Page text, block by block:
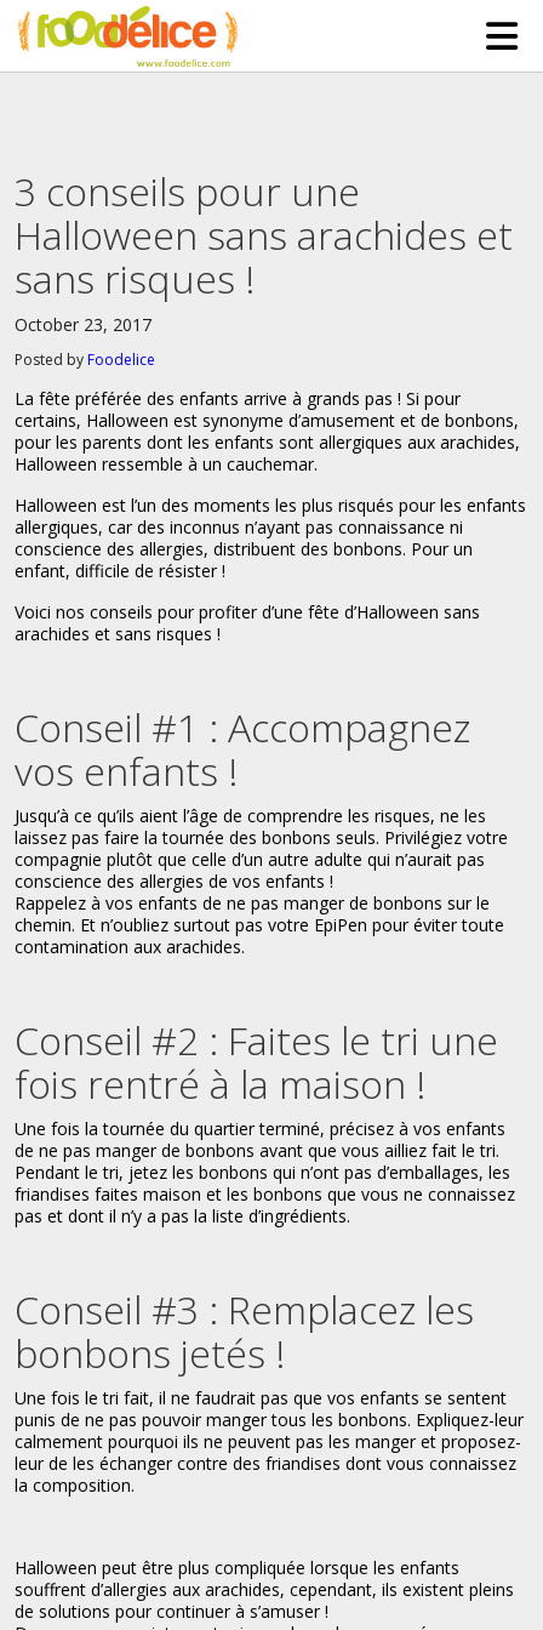
SERVICES
PARTNERSHIPS
The Mad Bakers
BLOG
3 conseils pour une
Halloween sans arachides et
sans risques !
October 23, 2017
Posted by Foodelice
La fête préférée des enfants arrive à grands pas ! Si pour
certains, Halloween est synonyme d’amusement et de bonbons,
pour les parents dont les enfants sont allergiques aux arachides,
Halloween ressemble à un cauchemar.
Halloween est l’un des moments les plus risqués pour les enfants
allergiques, car des inconnus n’ayant pas connaissance ni
conscience des allergies, distribuent des bonbons. Pour un
enfant, difficile de résister !
Voici nos conseils pour profiter d’une fête d’Halloween sans
arachides et sans risques !
Conseil #1 : Accompagnez
vos enfants !
Jusqu’à ce qu’ils aient l’âge de comprendre les risques, ne les
laissez pas faire la tournée des bonbons seuls. Privilégiez votre
compagnie plutôt que celle d’un autre adulte qui n’aurait pas
conscience des allergies de vos enfants !
Rappelez à vos enfants de ne pas manger de bonbons sur le
chemin. Et n’oubliez surtout pas votre EpiPen pour éviter toute
contamination aux arachides.
Conseil #2 : Faites le tri une
fois rentré à la maison !
Une fois la tournée du quartier terminé, précisez à vos enfants
de ne pas manger de bonbons avant que vous ailliez fait le tri.
Pendant le tri, jetez les bonbons qui n’ont pas d’emballages, les
friandises faites maison et les bonbons que vous ne connaissez
pas et dont il n’y a pas la liste d’ingrédients.
Conseil #3 : Remplacez les
bonbons jetés !
Une fois le tri fait, il ne faudrait pas que vos enfants se sentent
punis de ne pas pouvoir manger tous les bonbons. Expliquez-leur
calmement pourquoi ils ne peuvent pas les manger et proposez-
leur de les échanger contre des friandises dont vous connaissez
la composition.
Halloween peut être plus compliquée lorsque les enfants
souffrent d’allergies aux arachides, cependant, ils existent pleins
de solutions pour continuer à s’amuser !